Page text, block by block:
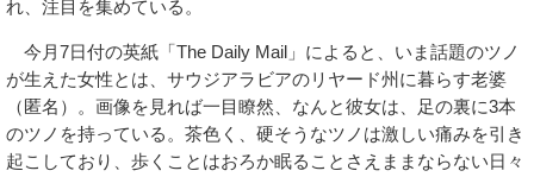
れ、注目を集めている。
今月7日付の英紙「The Daily Mail」によると、いま話題のツノ
が生えた女性とは、サウジアラビアのリヤード州に暮らす老婆
（匿名）。画像を見れば一目瞭然、なんと彼女は、足の裏に3本
のツノを持っている。茶色く、硬そうなツノは激しい痛みを引き
起こしており、歩くことはおろか眠ることさえままならない日々